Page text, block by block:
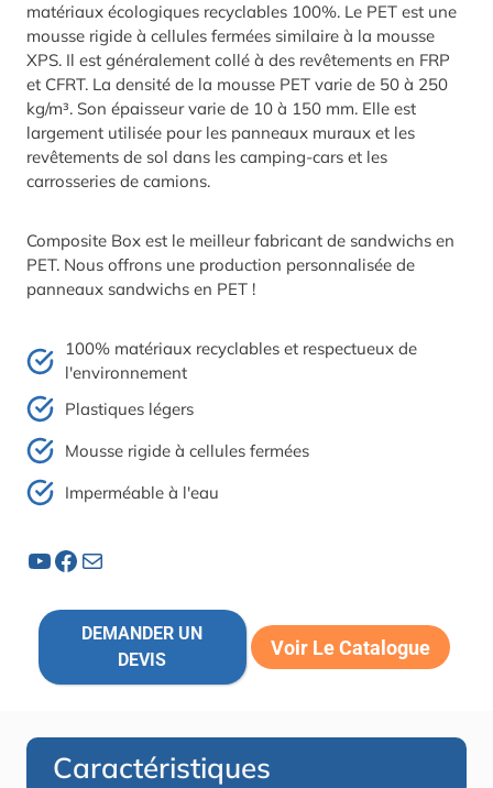
matériaux écologiques recyclables 100%. Le PET est une
mousse rigide à cellules fermées similaire à la mousse
XPS. Il est généralement collé à des revêtements en FRP
et CFRT. La densité de la mousse PET varie de 50 à 250
kg/m³. Son épaisseur varie de 10 à 150 mm. Elle est
largement utilisée pour les panneaux muraux et les
revêtements de sol dans les camping-cars et les
carrosseries de camions.
Composite Box est le meilleur fabricant de sandwichs en
PET. Nous offrons une production personnalisée de
panneaux sandwichs en PET !
100% matériaux recyclables et respectueux de
l'environnement
Plastiques légers
Mousse rigide à cellules fermées
Imperméable à l'eau
YouTube Facebook Courrier
DEMANDER UN
DEVIS
Voir Le Catalogue
Caractéristiques